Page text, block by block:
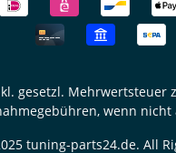
gesetzl. Mehrwertsteuer
wenn nicht
tuning-parts24.de. All